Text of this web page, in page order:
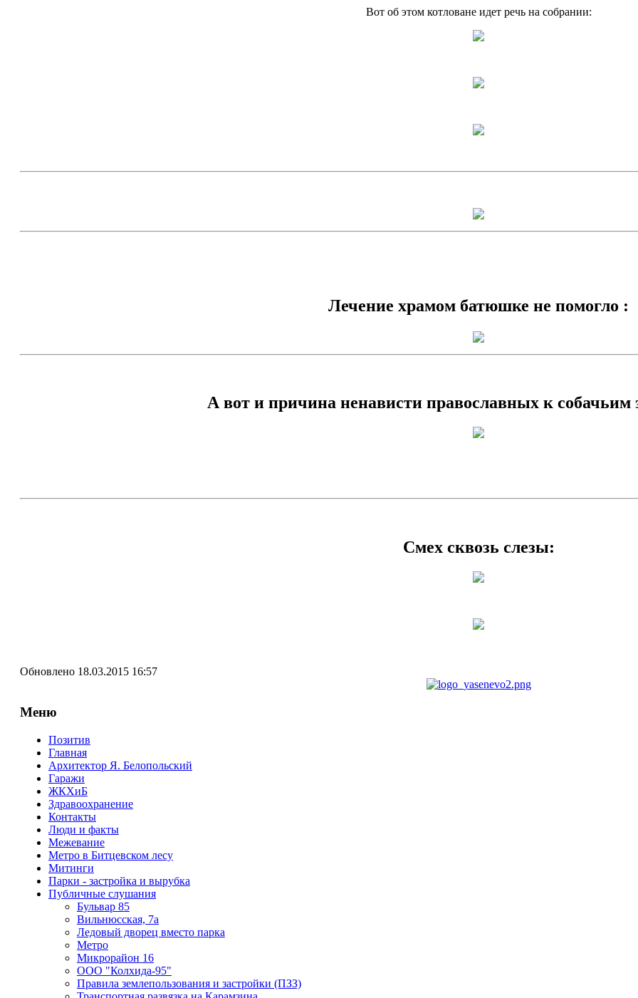
Вот об этом котловане идет речь на собрании:
Лечение храмом батюшке не помогло :
А вот и причина ненависти православных к собачьим
Смех сквозь слезы:
Обновлено 18.03.2015 16:57
Меню
Позитив
Главная
Архитектор Я. Белопольский
Гаражи
ЖКХиБ
Здравоохранение
Контакты
Люди и факты
Межевание
Метро в Битцевском лесу
Митинги
Парки - застройка и вырубка
Публичные слушания
Бульвар 85
Вильнюсская, 7а
Ледовый дворец вместо парка
Метро
Микрорайон 16
ООО "Колхида-95"
Правила землепользования и застройки (ПЗЗ)